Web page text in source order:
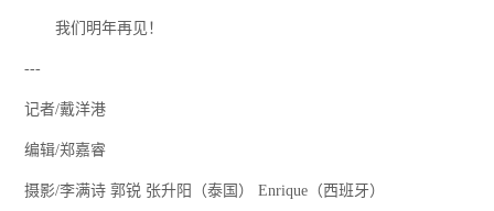
我们明年再见！
---
记者/戴洋港
编辑/郑嘉睿
摄影/李满诗 郭锐 张升阳（泰国） Enrique（西班牙）